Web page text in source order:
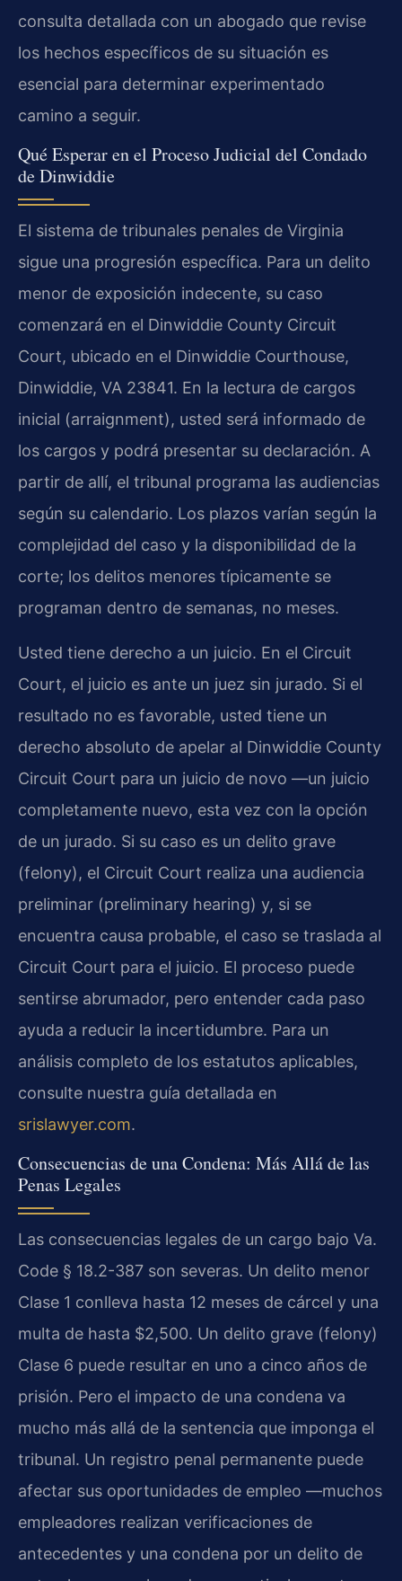
consulta detallada con un abogado que revise
los hechos específicos de su situación es
esencial para determinar experimentado
camino a seguir.
Qué Esperar en el Proceso Judicial del Condado
de Dinwiddie
El sistema de tribunales penales de Virginia
sigue una progresión específica. Para un delito
menor de exposición indecente, su caso
comenzará en el Dinwiddie County Circuit
Court, ubicado en el Dinwiddie Courthouse,
Dinwiddie, VA 23841. En la lectura de cargos
inicial (arraignment), usted será informado de
los cargos y podrá presentar su declaración. A
partir de allí, el tribunal programa las audiencias
según su calendario. Los plazos varían según la
complejidad del caso y la disponibilidad de la
corte; los delitos menores típicamente se
programan dentro de semanas, no meses.
Usted tiene derecho a un juicio. En el Circuit
Court, el juicio es ante un juez sin jurado. Si el
resultado no es favorable, usted tiene un
derecho absoluto de apelar al Dinwiddie County
Circuit Court para un juicio de novo —un juicio
completamente nuevo, esta vez con la opción
de un jurado. Si su caso es un delito grave
(felony), el Circuit Court realiza una audiencia
preliminar (preliminary hearing) y, si se
encuentra causa probable, el caso se traslada al
Circuit Court para el juicio. El proceso puede
sentirse abrumador, pero entender cada paso
ayuda a reducir la incertidumbre. Para un
análisis completo de los estatutos aplicables,
consulte nuestra guía detallada en
srislawyer.com.
Consecuencias de una Condena: Más Allá de las
Penas Legales
Las consecuencias legales de un cargo bajo Va.
Code § 18.2-387 son severas. Un delito menor
Clase 1 conlleva hasta 12 meses de cárcel y una
multa de hasta $2,500. Un delito grave (felony)
Clase 6 puede resultar en uno a cinco años de
prisión. Pero el impacto de una condena va
mucho más allá de la sentencia que imponga el
tribunal. Un registro penal permanente puede
afectar sus oportunidades de empleo —muchos
empleadores realizan verificaciones de
antecedentes y una condena por un delito de